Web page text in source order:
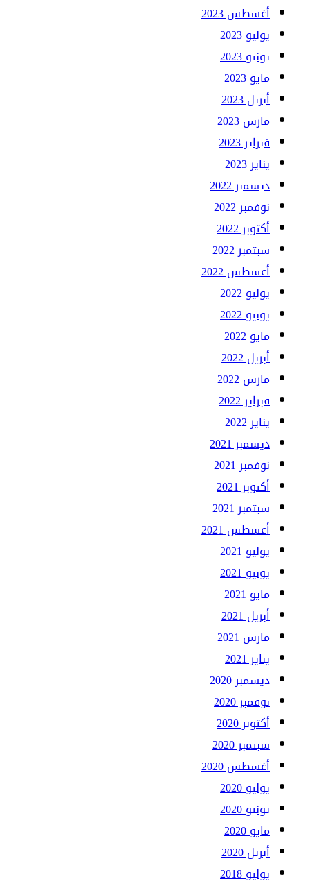
أغسطس 2023
يوليو 2023
يونيو 2023
مايو 2023
أبريل 2023
مارس 2023
فبراير 2023
يناير 2023
ديسمبر 2022
نوفمبر 2022
أكتوبر 2022
سبتمبر 2022
أغسطس 2022
يوليو 2022
يونيو 2022
مايو 2022
أبريل 2022
مارس 2022
فبراير 2022
يناير 2022
ديسمبر 2021
نوفمبر 2021
أكتوبر 2021
سبتمبر 2021
أغسطس 2021
يوليو 2021
يونيو 2021
مايو 2021
أبريل 2021
مارس 2021
يناير 2021
ديسمبر 2020
نوفمبر 2020
أكتوبر 2020
سبتمبر 2020
أغسطس 2020
يوليو 2020
يونيو 2020
مايو 2020
أبريل 2020
يوليو 2018